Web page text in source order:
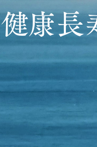
健康長